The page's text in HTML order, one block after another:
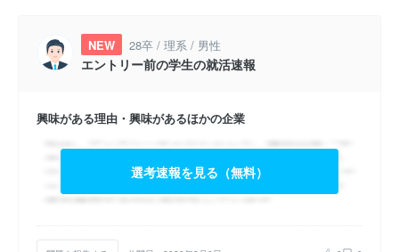
NEW 28卒 / 理系 / 男性
エントリー前の学生の就活速報
興味がある理由・興味があるほかの企業
選考速報を見る（無料）